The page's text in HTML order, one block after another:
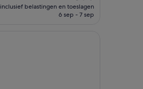
prijs
is
inclusief belastingen en toeslagen
6 sep - 7 sep